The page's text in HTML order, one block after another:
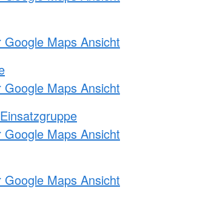
Google Maps Ansicht
Google Maps Ansicht
Google Maps Ansicht
Google Maps Ansicht